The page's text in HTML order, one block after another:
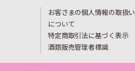
お客さまの個人情報の取扱い
について
特定商取引法に基づく表示
酒類販売管理者標識